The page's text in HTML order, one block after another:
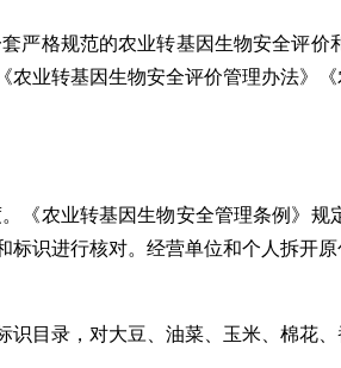
严格规范的农业转基因生物安全评
业转基因生物安全评价管理办法》
《农业转基因生物安全管理条例》
识进行核对。经营单位和个人拆开
目录，对大豆、油菜、玉米、棉花